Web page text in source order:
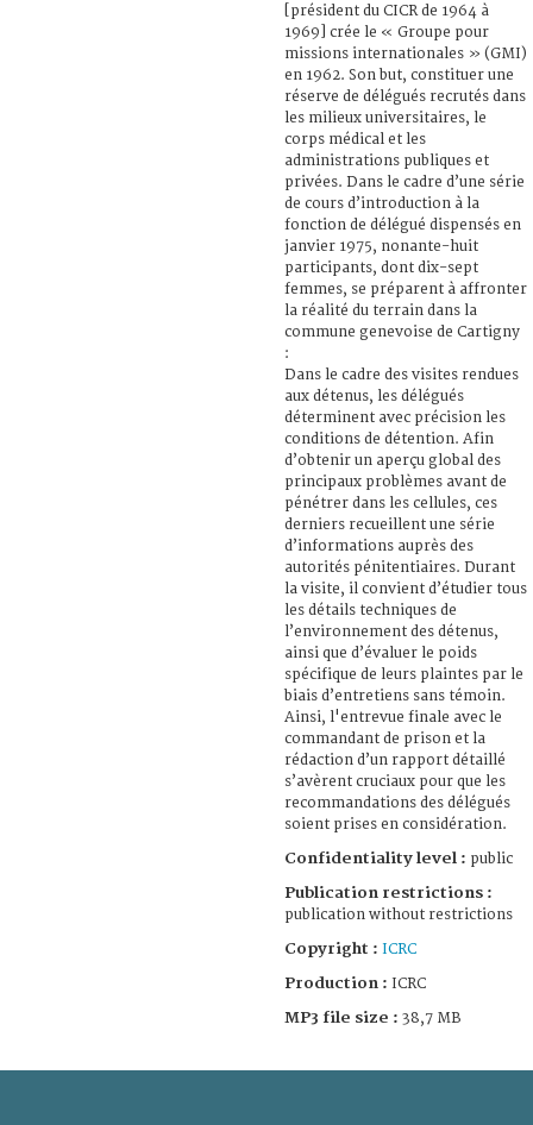
[président du CICR de 1964 à
1969] crée le « Groupe pour
missions internationales » (GMI)
en 1962. Son but, constituer une
réserve de délégués recrutés dans
les milieux universitaires, le
corps médical et les
administrations publiques et
privées. Dans le cadre d’une série
de cours d’introduction à la
fonction de délégué dispensés en
janvier 1975, nonante-huit
participants, dont dix-sept
femmes, se préparent à affronter
la réalité du terrain dans la
commune genevoise de Cartigny
:
Dans le cadre des visites rendues
aux détenus, les délégués
déterminent avec précision les
conditions de détention. Afin
d’obtenir un aperçu global des
principaux problèmes avant de
pénétrer dans les cellules, ces
derniers recueillent une série
d’informations auprès des
autorités pénitentiaires. Durant
la visite, il convient d’étudier tous
les détails techniques de
l’environnement des détenus,
ainsi que d’évaluer le poids
spécifique de leurs plaintes par le
biais d’entretiens sans témoin.
Ainsi, l'entrevue finale avec le
commandant de prison et la
rédaction d’un rapport détaillé
s’avèrent cruciaux pour que les
recommandations des délégués
soient prises en considération.
Confidentiality level : public
Publication restrictions :
publication without restrictions
Copyright : ICRC
Production : ICRC
MP3 file size : 38,7 MB